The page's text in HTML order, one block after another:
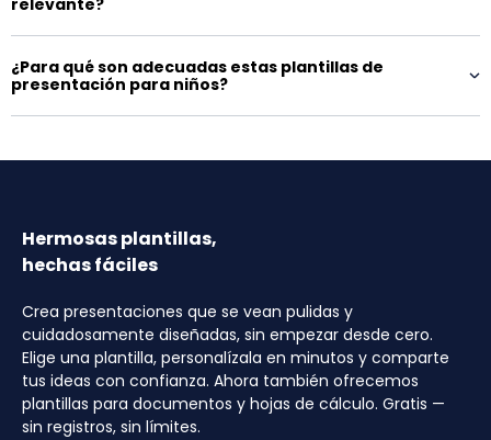
relevante?
¿Para qué son adecuadas estas plantillas de
presentación para niños?
Hermosas plantillas,
hechas fáciles
Crea presentaciones que se vean pulidas y
cuidadosamente diseñadas, sin empezar desde cero.
Elige una plantilla, personalízala en minutos y comparte
tus ideas con confianza. Ahora también ofrecemos
plantillas para documentos y hojas de cálculo. Gratis —
sin registros, sin límites.